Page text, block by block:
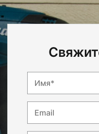
Имя*
Email